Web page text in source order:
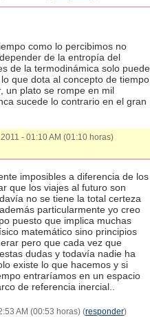
como lo percibimos no
de la entropía del
de la termodinámica solo puede
que dota al concepto de tiempo
un plato se rompe en mil
sucede lo contrario en el gran
- 01:10 AM (01:10 horas)
imposibles a diferencia de los
que los viajes al futuro son
no se tiene la total certeza
particularmente yo creo
puesto que implica muchas
matemático sino principios
pero que cada vez que
dudas y todavía nadie ha
existe lo que hacemos y si
entraríamos en un espacio
de referencia inercial..
AM (00:53 horas) (responder)